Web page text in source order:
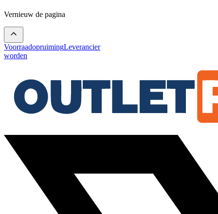
Vernieuw de pagina
VoorraadopruimingLeverancier
worden